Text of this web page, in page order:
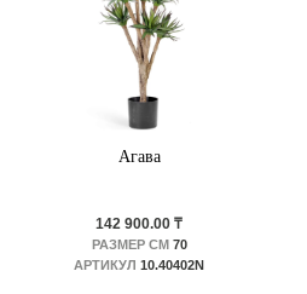
Агава
142 900.00 ₸
РАЗМЕР СМ70
АРТИКУЛ 10.40402N